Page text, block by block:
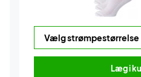
Læg i